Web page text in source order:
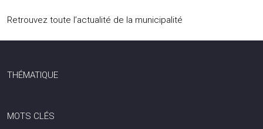
Retrouvez toute l’actualité de la municipalité
THÉMATIQUE
MOTS CLÉS